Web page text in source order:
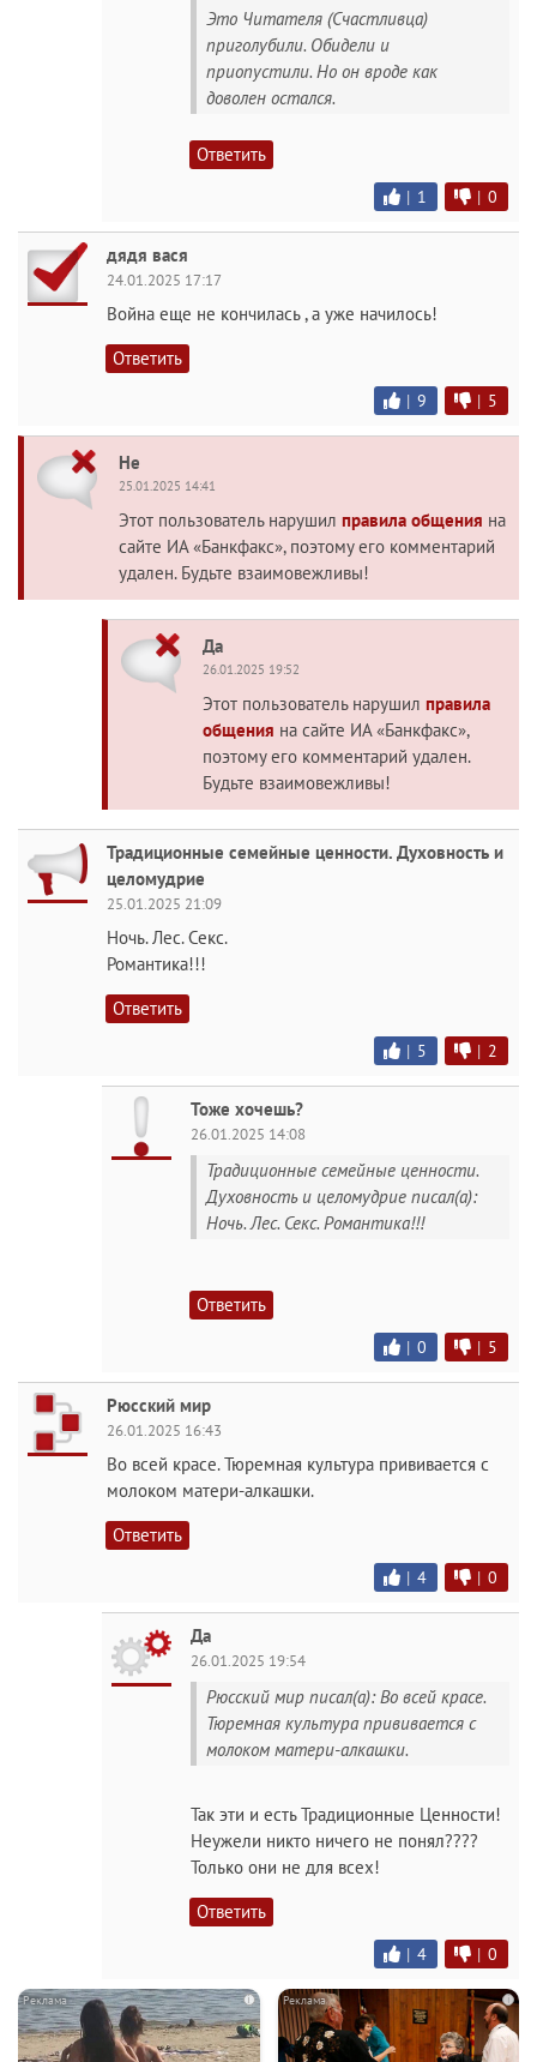
Это Читателя (Счастливца)
приголубили. Обидели и
приопустили. Но он вроде как
доволен остался.
Ответить
| 1 | 0
дядя вася
24.01.2025 17:17
Война еще не кончилась , а уже начилось!
Ответить
| 9 | 5
Не
25.01.2025 14:41
Этот пользователь нарушил правила общения на
сайте ИА «Банкфакс», поэтому его комментарий
удален. Будьте взаимовежливы!
Да
26.01.2025 19:52
Этот пользователь нарушил правила
общения на сайте ИА «Банкфакс»,
поэтому его комментарий удален.
Будьте взаимовежливы!
Традиционные семейные ценности. Духовность и
целомудрие
25.01.2025 21:09
Ночь. Лес. Секс.
Романтика!!!
Ответить
| 5 | 2
Тоже хочешь?
26.01.2025 14:08
Традиционные семейные ценности.
Духовность и целомудрие писал(а):
Ночь. Лес. Секс. Романтика!!!
Ответить
| 0 | 5
Рюсский мир
26.01.2025 16:43
Во всей красе. Тюремная культура прививается с
молоком матери-алкашки.
Ответить
| 4 | 0
Да
26.01.2025 19:54
Рюсский мир писал(а): Во всей красе.
Тюремная культура прививается с
молоком матери-алкашки.
Так эти и есть Традиционные Ценности!
Неужели никто ничего не понял????
Только они не для всех!
Ответить
| 4 | 0
i i